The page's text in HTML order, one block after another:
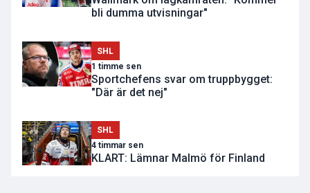
bli dumma utvisningar"
SHL
1 timme sen
Sportchefens svar om truppbygget:
"Där är det nej"
SHL
4 timmar sen
KLART: Lämnar Malmö för Finland